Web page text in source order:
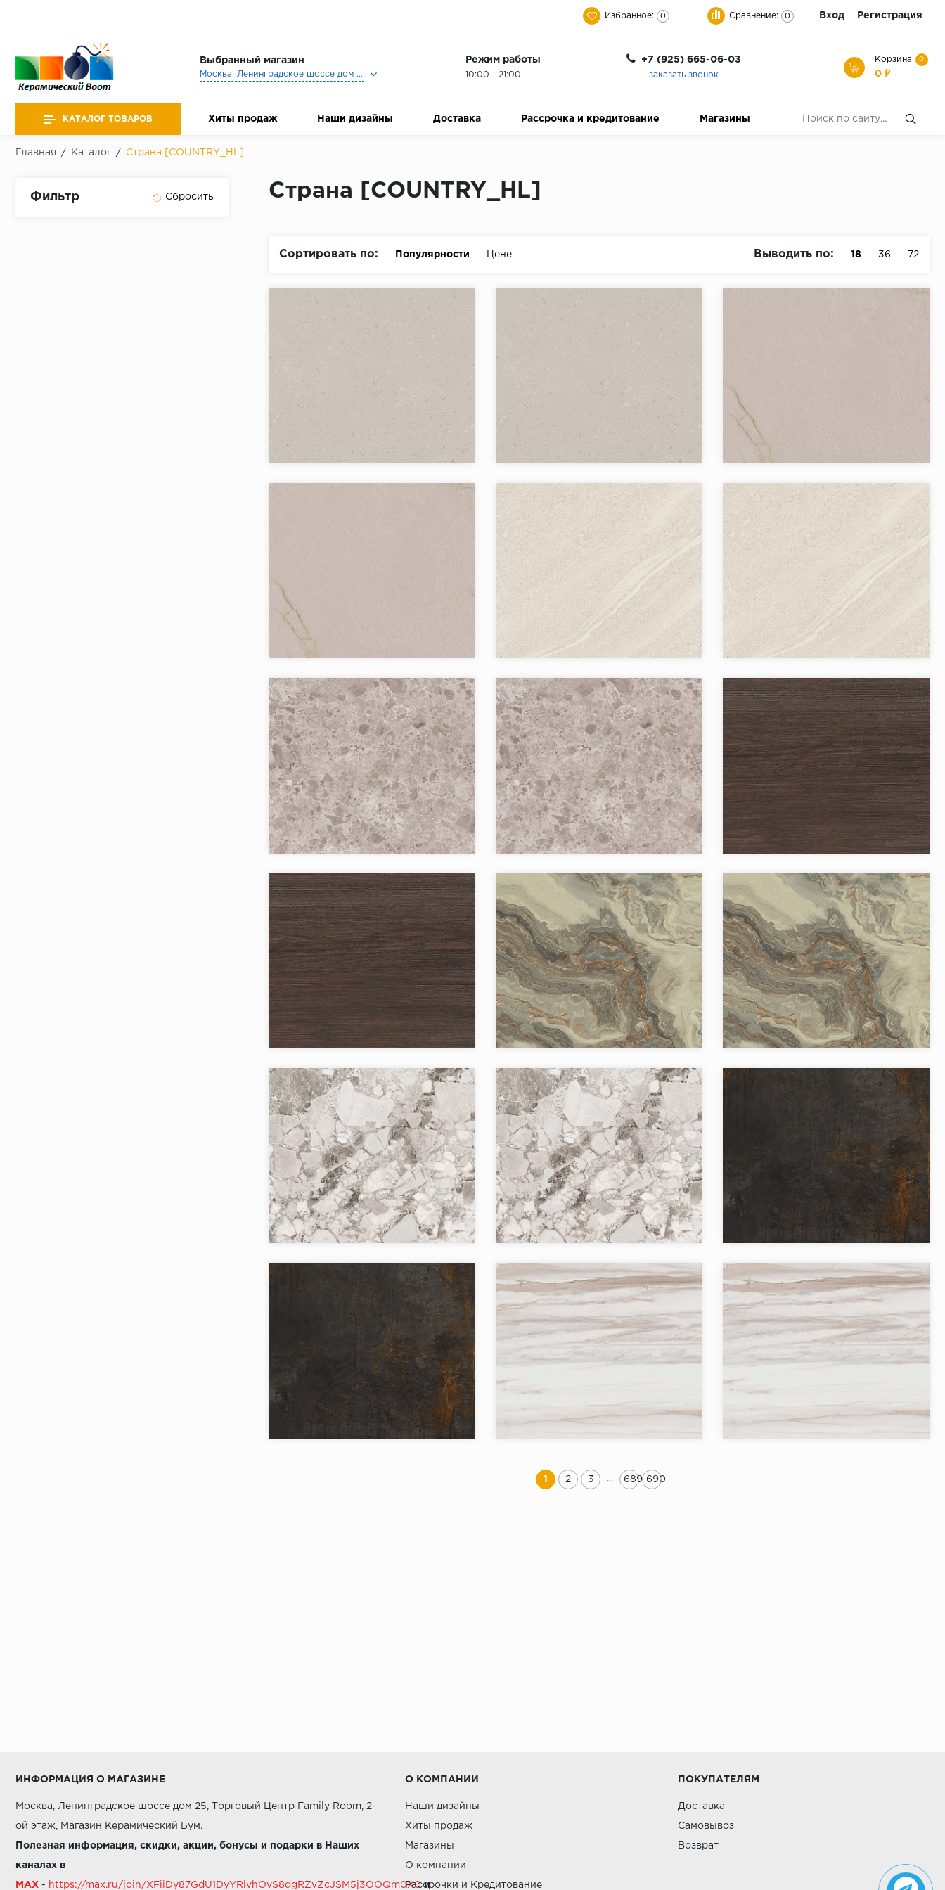
Избранное: 0 Сравнение: 0 Вход Регистрация
Выбранный магазин
Москва, Ленинградское шоссе дом 25, Торговый Центр Family Room, 2-ой этаж, Магазин Керамический Бум.
Режим работы
10:00 - 21:00
+7 (925) 665-06-03
заказать звонок
Корзина 0
0 ₽
КАТАЛОГ ТОВАРОВ Хиты продаж Наши дизайны Доставка Рассрочка и кредитование Магазины
Главная / Каталог / Страна [COUNTRY_HL]
Фильтр Страна [COUNTRY_HL]
Сортировать по: Популярности Цене Выводить по: 18 36 72
Товаров в коллекции:
Коллекция:
Товаров в коллекции:
Коллекция:
Товаров в коллекции:
Коллекция: `Габбро
Бренд:
Товаров в коллекции:
Коллекция: `Габбро
Бренд:
Товаров в коллекции:
Коллекция: `Грано
Бренд:
Товаров в коллекции:
Коллекция: `Грано
Бренд:
Товаров в коллекции:
`Даларна
Бренд:
Товаров в коллекции:
Коллекция: `Даларна
Бренд:
Товаров в коллекции:
Коллекция: `Инарто
Бренд:
Товаров в коллекции:
Коллекция: `Инарто
Бренд:
Товаров в коллекции:
Коллекция: `Омбра
Бренд:
Товаров в коллекции:
Коллекция: `Омбра
Бренд:
Товаров в коллекции:
Коллекция: `Патина
Товаров в коллекции:
Коллекция: `Патина `Сальварио `Сальварио
1
2 3 ... 689 690
ИНФОРМАЦИЯ О МАГАЗИНЕ
Москва, Ленинградское шоссе дом 25, Торговый Центр Family Room, 2-
ой этаж, Магазин Керамический Бум.
Полезная информация, скидки, акции, бонусы и подарки в Наших
каналах в
MAX - https://max.ru/join/XFiiDy87GdU1DyYRlvhOvS8dgRZvZcJSM5j3OOQm0X0 и
О КОМПАНИИ
Наши дизайны
Хиты продаж
Магазины
О компании
Рассрочки и Кредитование
ПОКУПАТЕЛЯМ
Доставка
Самовывоз
Возврат